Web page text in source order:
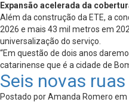
Expansão acelerada da
Além da construção da ETE, a
2026 e mais 43 mil metros em
universalização do serviço.
“Em questão de dois anos
catarinense que é a cidade de
Seis novas
Postado por Amanda Romero